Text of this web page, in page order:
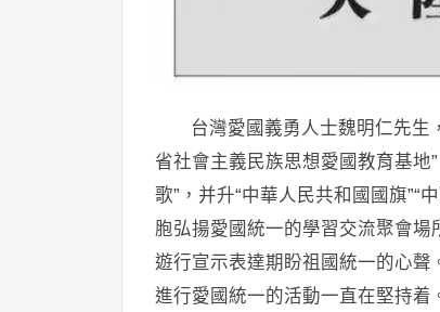
台灣愛國義勇人士魏明仁先生
省社會主義民族思想愛國教育基地
歌”，并升“中華人民共和國國旗”“
胞弘揚愛國統一的學習交流聚會場
遊行宣示表達期盼祖國統一的心
進行愛國統一的活動一直在堅持着